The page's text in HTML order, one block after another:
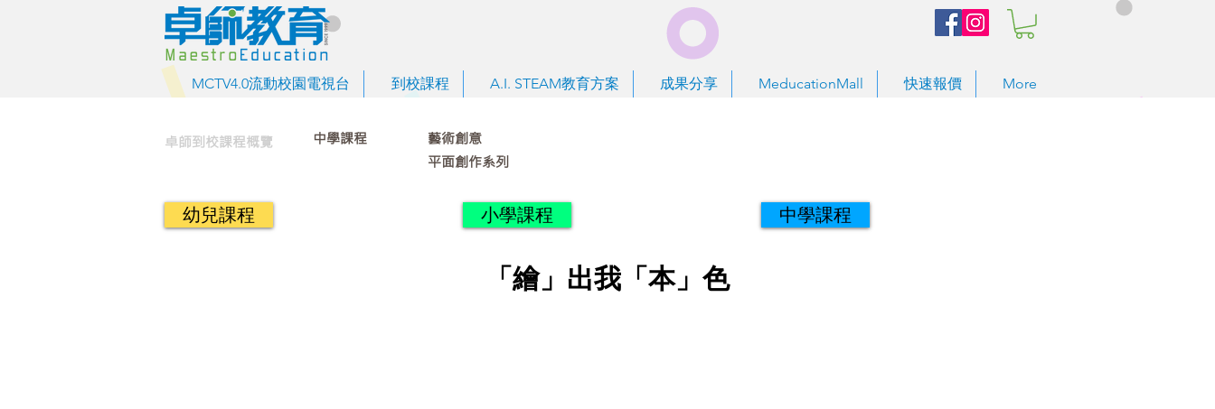
MCTV4.0流動校園電視台 到校課程 A.I. STEAM教育方案 成果分享 MeducationMall 快速報價 More
卓師到校課程概覽
中學課程
平面創作系列
藝術創意
幼兒課程 小學課程 中學課程
「繪」出我「本」色